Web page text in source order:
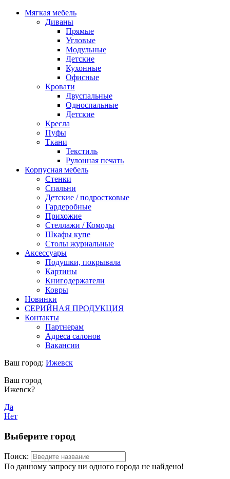
Мягкая мебель
Диваны
Прямые
Угловые
Модульные
Детские
Кухонные
Офисные
Кровати
Двуспальные
Односпальные
Детские
Кресла
Пуфы
Ткани
Текстиль
Рулонная печать
Корпусная мебель
Стенки
Спальни
Детские / подростковые
Гардеробные
Прихожие
Стеллажи / Комоды
Шкафы купе
Столы журнальные
Аксессуары
Подушки, покрывала
Картины
Книгодержатели
Ковры
Новинки
СЕРИЙНАЯ ПРОДУКЦИЯ
Контакты
Партнерам
Адреса салонов
Вакансии
Ваш город: Ижевск
Ваш город
Ижевск?
Да
Нет
Выберите город
Поиск:
По данному запросу ни одного города не найдено!